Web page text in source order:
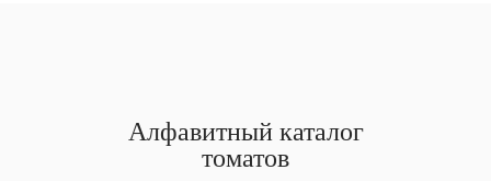
Алфавитный каталог
томатов